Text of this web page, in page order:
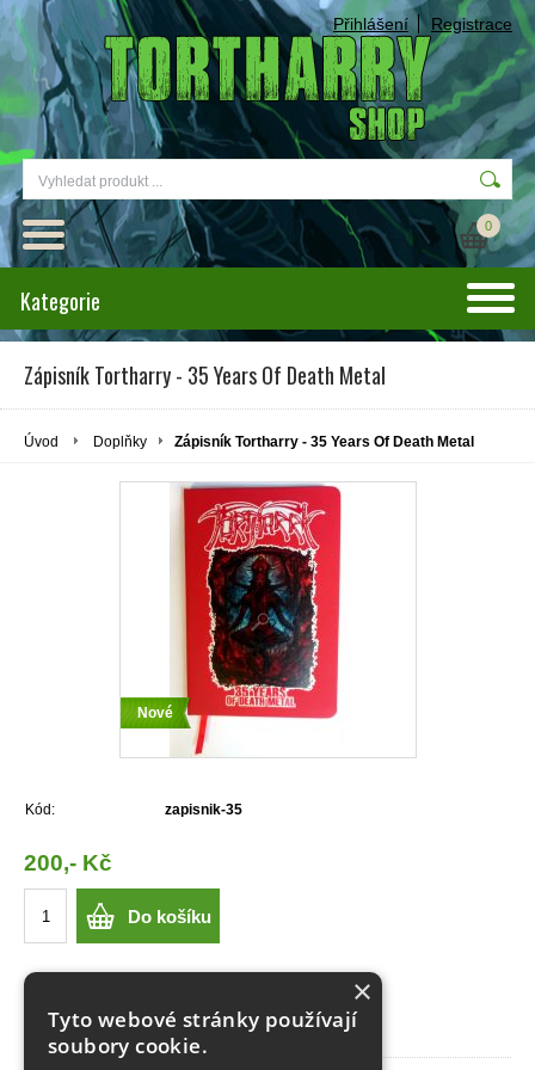
Přihlášení Registrace
0
Kategorie
Zápisník Tortharry - 35 Years Of Death Metal
Úvod Doplňky Zápisník Tortharry - 35 Years Of Death Metal
Nové
Kód: zapisnik-35
200,- Kč
Do košíku
Zápisník Tortharry - 35 Years Of Death Metal
×
Tyto webové stránky používají
soubory cookie.